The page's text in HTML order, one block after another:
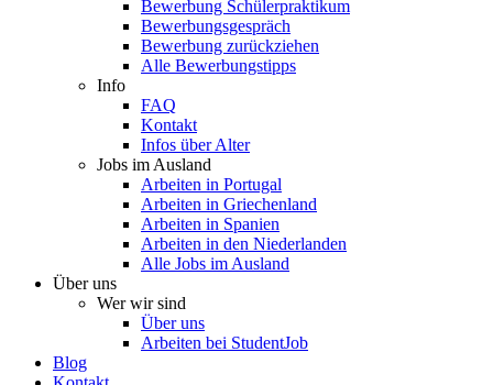
Bewerbung Schülerpraktikum
Bewerbungsgespräch
Bewerbung zurückziehen
Alle Bewerbungstipps
Info
FAQ
Kontakt
Infos über Alter
Jobs im Ausland
Arbeiten in Portugal
Arbeiten in Griechenland
Arbeiten in Spanien
Arbeiten in den Niederlanden
Alle Jobs im Ausland
Über uns
Wer wir sind
Über uns
Arbeiten bei StudentJob
Blog